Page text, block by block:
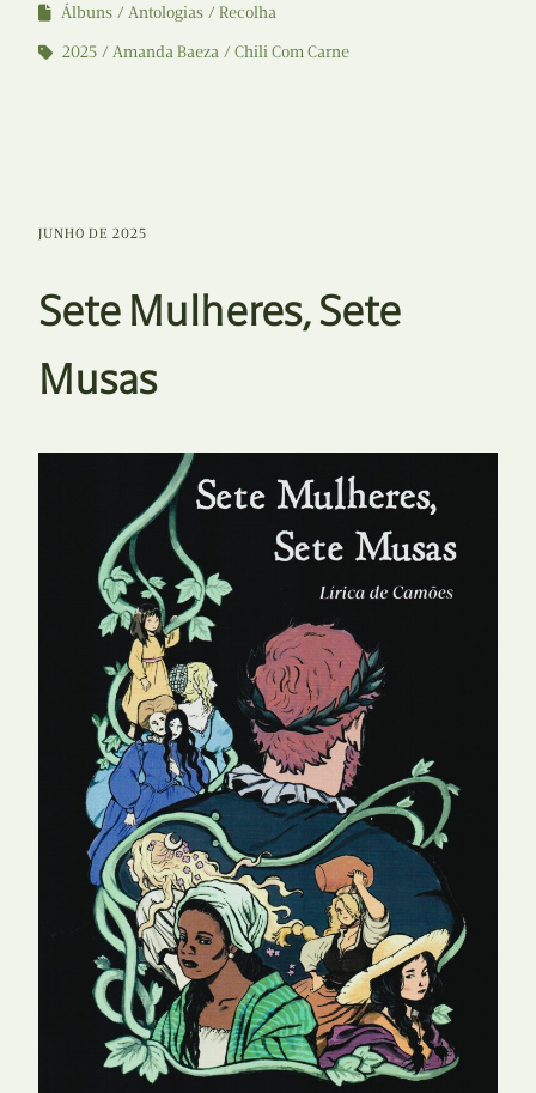
Álbuns Antologias
Recolha
2025
Amanda Baeza Chili Com Carne
JUNHO DE 2025
Sete Mulheres, Sete
Musas